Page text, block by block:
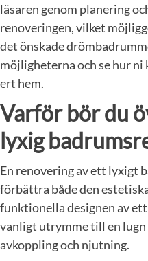
läsaren genom planering
renoveringen, vilket
det önskade
möjligheterna och se hur ni
ert hem.
Varför bör du
lyxig
En renovering av ett lyxigt
förbättra både den
funktionella designen av
vanligt utrymme till en
avkoppling och njutning.